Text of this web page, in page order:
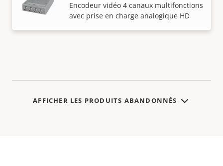
Encodeur vidéo 4 canaux multifonctions
avec prise en charge analogique HD
AFFICHER LES PRODUITS ABANDONNÉS